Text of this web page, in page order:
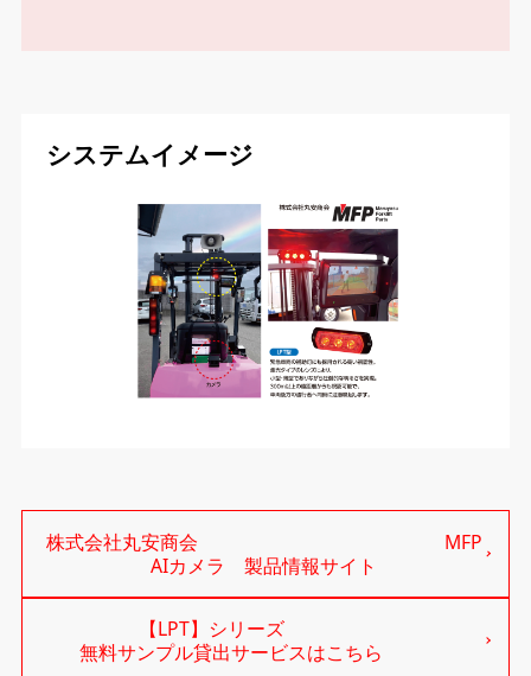
システムイメージ
株式会社丸安商会 MFP
AIカメラ 製品情報サイト
【LPT】シリーズ
無料サンプル貸出サービスはこちら